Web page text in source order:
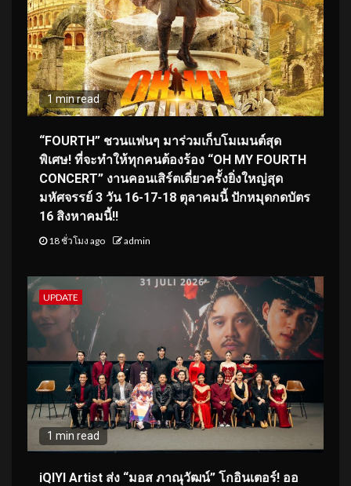
1 min read
“FOURTH” ชวนแฟนๆ มาร่วมเก็บโมเมนต์สุด
พิเศษ! ที่จะทำให้ทุกคนต้องร้อง “OH MY FOURTH
CONCERT” งานคอนเสิร์ตเดี่ยวครั้งยิ่งใหญ่สุด
มหัศจรรย์ 3 วัน 16-17-18 ตุลาคมนี้ ปักหมุดกดบัตร
16 สิงหาคมนี้!!
18 ชั่วโมง ago admin
UPDATE
1 min read
iQIYI Artist ส่ง “มอส ภาณุวัฒน์” โกอินเตอร์! ออ